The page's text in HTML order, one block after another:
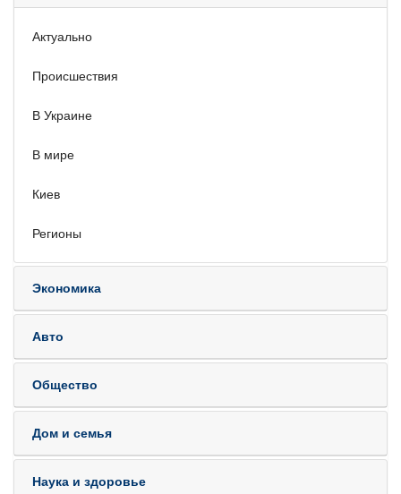
Актуально
Происшествия
В Украине
В мире
Киев
Регионы
Экономика
Авто
Общество
Дом и семья
Наука и здоровье